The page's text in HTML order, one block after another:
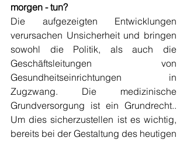
morgen - tun?
Die aufgezeigten Entwicklungen
verursachen Unsicherheit und bringen
sowohl die Politik, als auch die
Geschäftsleitungen von
Gesundheitseinrichtungen in
Zugzwang. Die medizinische
Grundversorgung ist ein Grundrecht..
Um dies sicherzustellen ist es wichtig,
bereits bei der Gestaltung des heutigen